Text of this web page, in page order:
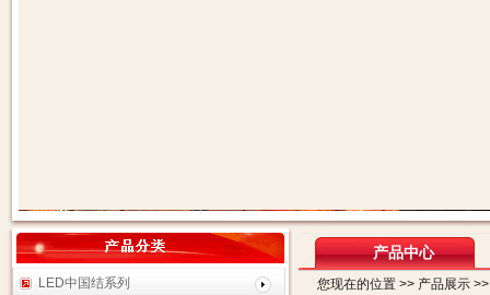
LED中国结系列
产品中心
您现在的位置 >> 产品展示